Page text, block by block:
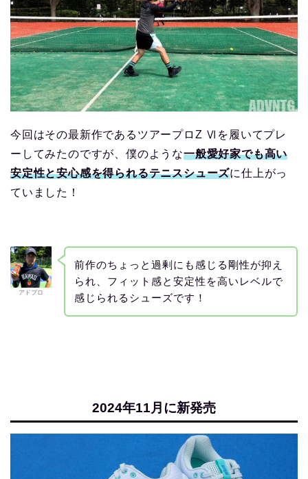
今回はその最新作であるツアープロZ Ⅵを履いてプレ
ーしてみたのですが、僕のような一般愛好家でも高い
安定性と安心感を得られるテニスシューズに仕上がっ
ていました！
アドブロ
前作のちょっと過剰にも感じる剛性が抑え
られ、フィット感と安定性を高いレベルで
感じられるシューズです！
2024年11月に新発売